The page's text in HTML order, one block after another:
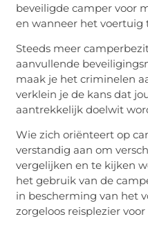
beveiligde camper voor
en wanneer het voertuig
Steeds meer
aanvullende
maak je het criminelen
verklein je de kans dat
aantrekkelijk doelwit
Wie zich oriënteert op
verstandig aan om
vergelijken en te kijken
het gebruik van de
in bescherming van het
zorgeloos reisplezier